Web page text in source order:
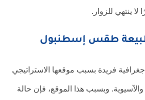
ينتهي للزوار.
طقس إسطنبول
فريدة بسبب موقعها الاستراتيجي
والآسيوية. وبسبب هذا الموقع، فإن حالة